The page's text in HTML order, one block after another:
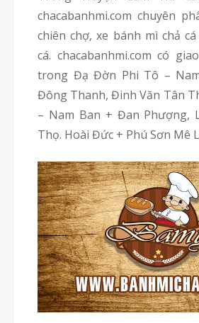
chacabanhmi.com chuyên
chiên chợ, xe bánh mì chả
cá. chacabanhmi.com có
trong Đạ Đờn Phi Tô –
Đông Thanh, Đinh Văn Tân
– Nam Ban + Đan Phượng,
Thọ. Hoài Đức + Phú Sơn Mê